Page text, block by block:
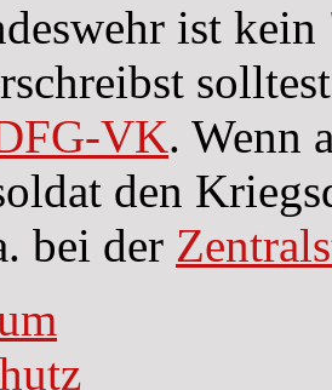
ist
VK. Wenn
den
bei der